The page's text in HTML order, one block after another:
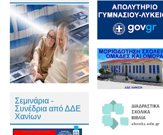
Σεμινάρια -
Συνέδρια από ΔΔΕ
Χανίων